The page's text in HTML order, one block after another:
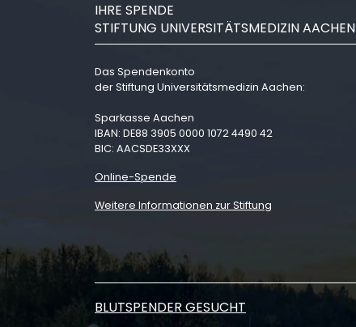
IHRE SPENDE
STIFTUNG UNIVERSITÄTSMEDIZIN AACHEN
Das Spendenkonto
der Stiftung Universitätsmedizin Aachen:
Sparkasse Aachen
IBAN: DE88 3905 0000 1072 4490 42
BIC: AACSDE33XXX
Online-Spende
Weitere Informationen zur Stiftung
BLUTSPENDER GESUCHT